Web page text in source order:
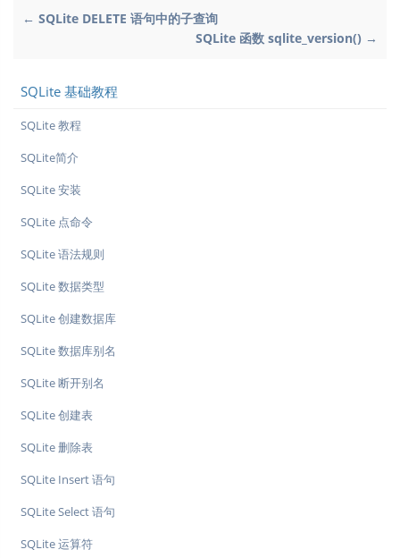
← SQLite DELETE 语句中的子查询
SQLite 函数 sqlite_version() →
SQLite 基础教程
SQLite 教程
SQLite简介
SQLite 安装
SQLite 点命令
SQLite 语法规则
SQLite 数据类型
SQLite 创建数据库
SQLite 数据库别名
SQLite 断开别名
SQLite 创建表
SQLite 删除表
SQLite Insert 语句
SQLite Select 语句
SQLite 运算符